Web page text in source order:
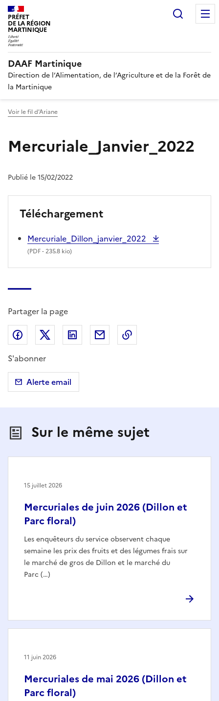
PRÉFET
DE LA RÉGION
MARTINIQUE
DAAF Martinique
Direction de l’Alimentation, de l’Agriculture et de la Forêt de
la Martinique
Voir le fil d'Ariane
Mercuriale_Janvier_2022
Publié le 15/02/2022
Téléchargement
Mercuriale_Dillon_janvier_2022
(PDF- 235.8 kio)
Partager la page
Partager sur Facebook
Partager sur X (anciennement Twitter)
Partager sur LinkedIn
Partager par email
S'abonner
Alerte email
Sur le même sujet
Mercuriales de juin 2026 (Dillon et
Parc floral)
Les enquêteurs du service observent chaque
semaine les prix des fruits et des légumes frais sur
le marché de gros de Dillon et le marché du
Parc (…)
15 juillet 2026
Mercuriales de mai 2026 (Dillon et
Parc floral)
11 juin 2026